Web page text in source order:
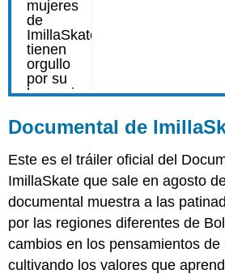
Documental de
Este es el tráiler oficial del
ImillaSkate que sale en agosto
documental muestra a las
por las regiones diferentes de
cambios en los pensamientos de
cultivando los valores que